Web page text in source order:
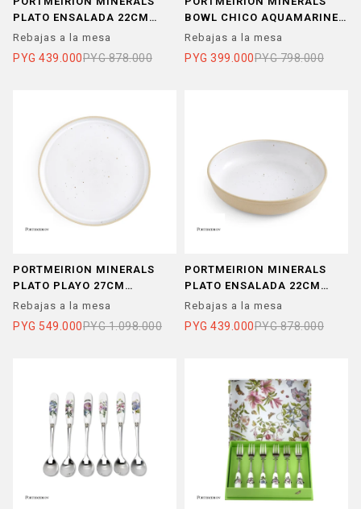
PLATO ENSALADA 22CM
AQUAMARINE SET X 4
Rebajas a la mesa
PYG 439.000PYG 878.000
BOWL CHICO AQUAMARINE
SET X 4
Rebajas a la mesa
PYG 399.000PYG 798.000
PORTMEIRION MINERALS
PLATO PLAYO 27CM
MOONSTONE SET X 4
Rebajas a la mesa
PYG 549.000PYG 1.098.000
PORTMEIRION MINERALS
PLATO ENSALADA 22CM
MOONSTONE SET X 4
Rebajas a la mesa
PYG 439.000PYG 878.000